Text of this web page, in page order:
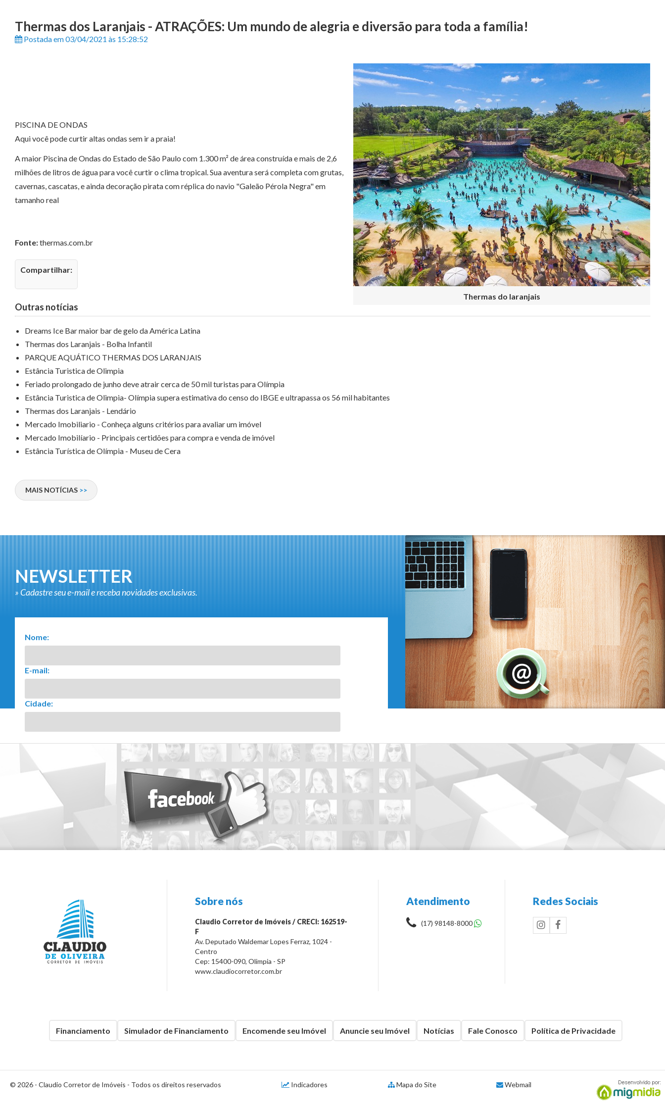
Thermas dos Laranjais - ATRAÇÕES: Um mundo de alegria e diversão para toda a família!
Postada em 03/04/2021 às 15:28:52
Thermas do laranjais
PISCINA DE ONDAS
Aqui você pode curtir altas ondas sem ir a praia!
A maior Piscina de Ondas do Estado de São Paulo com 1.300 m² de área construída e mais de 2,6
milhões de litros de água para você curtir o clima tropical. Sua aventura será completa com grutas,
cavernas, cascatas, e ainda decoração pirata com réplica do navio "Galeão Pérola Negra" em
tamanho real
Fonte:thermas.com.br
Compartilhar:
Outras notícias
Dreams Ice Bar maior bar de gelo da América Latina
Thermas dos Laranjais - Bolha Infantil
PARQUE AQUÁTICO THERMAS DOS LARANJAIS
Estância Turistica de Olimpia
Feriado prolongado de junho deve atrair cerca de 50 mil turistas para Olímpia
Estância Turistica de Olimpia- Olímpia supera estimativa do censo do IBGE e ultrapassa os 56 mil habitantes
Thermas dos Laranjais - Lendário
Mercado Imobiliario - Conheça alguns critérios para avaliar um imóvel
Mercado Imobilíario - Principais certidões para compra e venda de imóvel
Estância Turística de Olímpia - Museu de Cera
MAIS NOTÍCIAS
NEWSLETTER
» Cadastre seu e-mail e receba novidades exclusivas.
Nome:
E-mail:
Cidade:
Sobre nós
Claudio Corretor de Imóveis / CRECI: 162519-
F
Av. Deputado Waldemar Lopes Ferraz, 1024 -
Centro
Cep: 15400-090, Olimpia - SP
www.claudiocorretor.com.br
Atendimento
(17) 98148-8000
Redes Sociais
Financiamento Simulador de Financiamento Encomende seu Imóvel Anuncie seu Imóvel Notícias Fale Conosco Política de Privacidade
© 2026 - Claudio Corretor de Imóveis - Todos os direitos reservados Indicadores Mapa do Site Webmail